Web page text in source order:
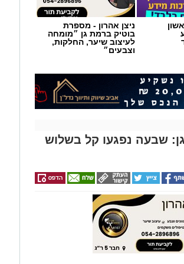
תשתנה.
שהברכה כבר ניתנת בכל רגע.
שחסר, עד שהלב מפספס את מה שכבר
מבקש שנגלה אותו גם בתוך הדרך.
חלק מהישועה.
ניצן אהרון - מספרת
בוטיק ברמת גן ״מומחה
לעיצוב שיער, החלקות,
וצבעים״
שבעה נפגעו קל בשלוש